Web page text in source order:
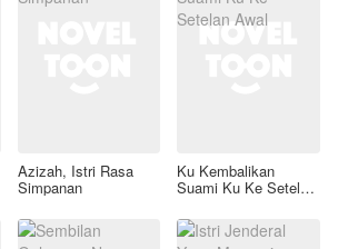
Azizah, Istri Rasa
Simpanan
Ku Kembalikan
Suami Ku Ke Setelan